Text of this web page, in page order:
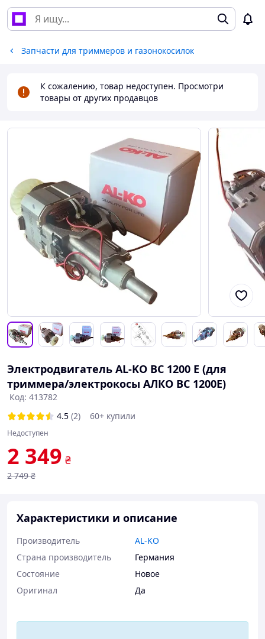
Запчасти для триммеров и газонокосилок
К сожалению, товар недоступен. Просмотри
товары от других продавцов
Электродвигатель AL-KO BC 1200 E (для
триммера/электрокосы АЛКО ВС 1200Е)
Код: 413782
4.5 (2) 60+ купили
Недоступен
2 349 ₴
2 749 ₴
Характеристики и описание
Производитель
AL-KO
Страна производитель
Германия
Состояние
Новое
Оригинал
Да